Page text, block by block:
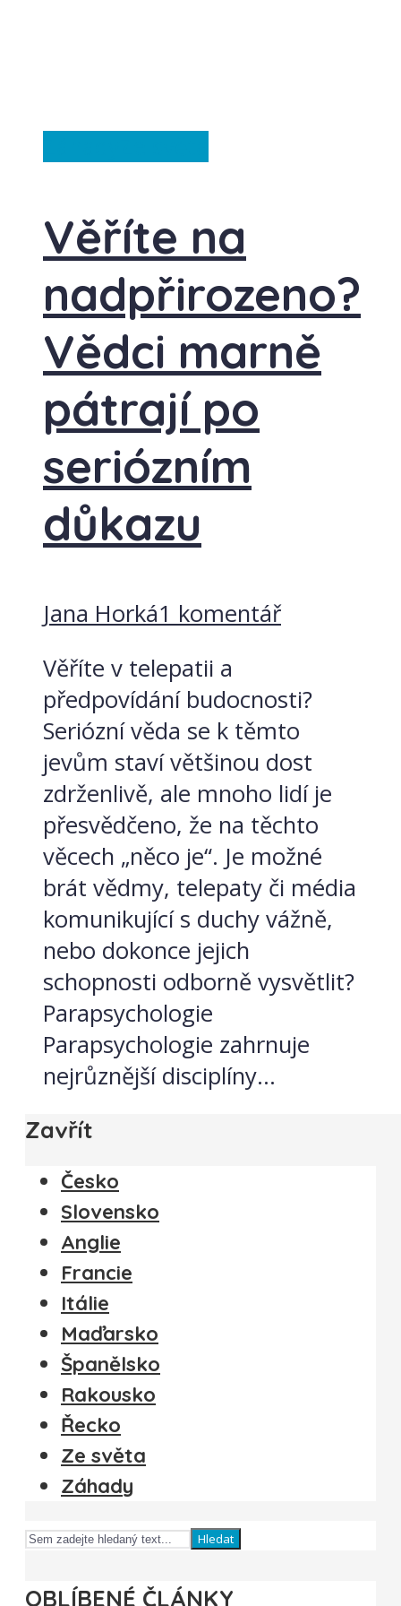
Věříte na
nadpřirozeno?
Vědci marně
pátrají po
seriózním
důkazu
Jana Horká1 komentář
Věříte v telepatii a
předpovídání budocnosti?
Seriózní věda se k těmto
jevům staví většinou dost
zdrženlivě, ale mnoho lidí je
přesvědčeno, že na těchto
věcech „něco je“. Je možné
brát vědmy, telepaty či média
komunikující s duchy vážně,
nebo dokonce jejich
schopnosti odborně vysvětlit?
Parapsychologie
Parapsychologie zahrnuje
nejrůznější disciplíny...
Zavřít
Česko
Slovensko
Anglie
Francie
Itálie
Maďarsko
Španělsko
Rakousko
Řecko
Ze světa
Záhady
Hledat
OBLÍBENÉ ČLÁNKY